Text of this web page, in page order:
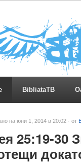
BibliataTB
на юни 1, 2014 в 20:02 · от
25:19-30